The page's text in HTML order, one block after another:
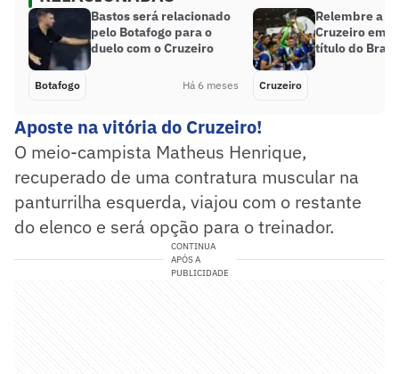
Bastos será relacionado
pelo Botafogo para o
duelo com o Cruzeiro
Botafogo Há 6 meses
Relembre a
Cruzeiro em
título do
Cruzeiro
Aposte na vitória do Cruzeiro!
O meio-campista Matheus Henrique,
recuperado de uma contratura muscular na
panturrilha esquerda, viajou com o restante
do elenco e será opção para o treinador.
CONTINUA
APÓS A
PUBLICIDADE